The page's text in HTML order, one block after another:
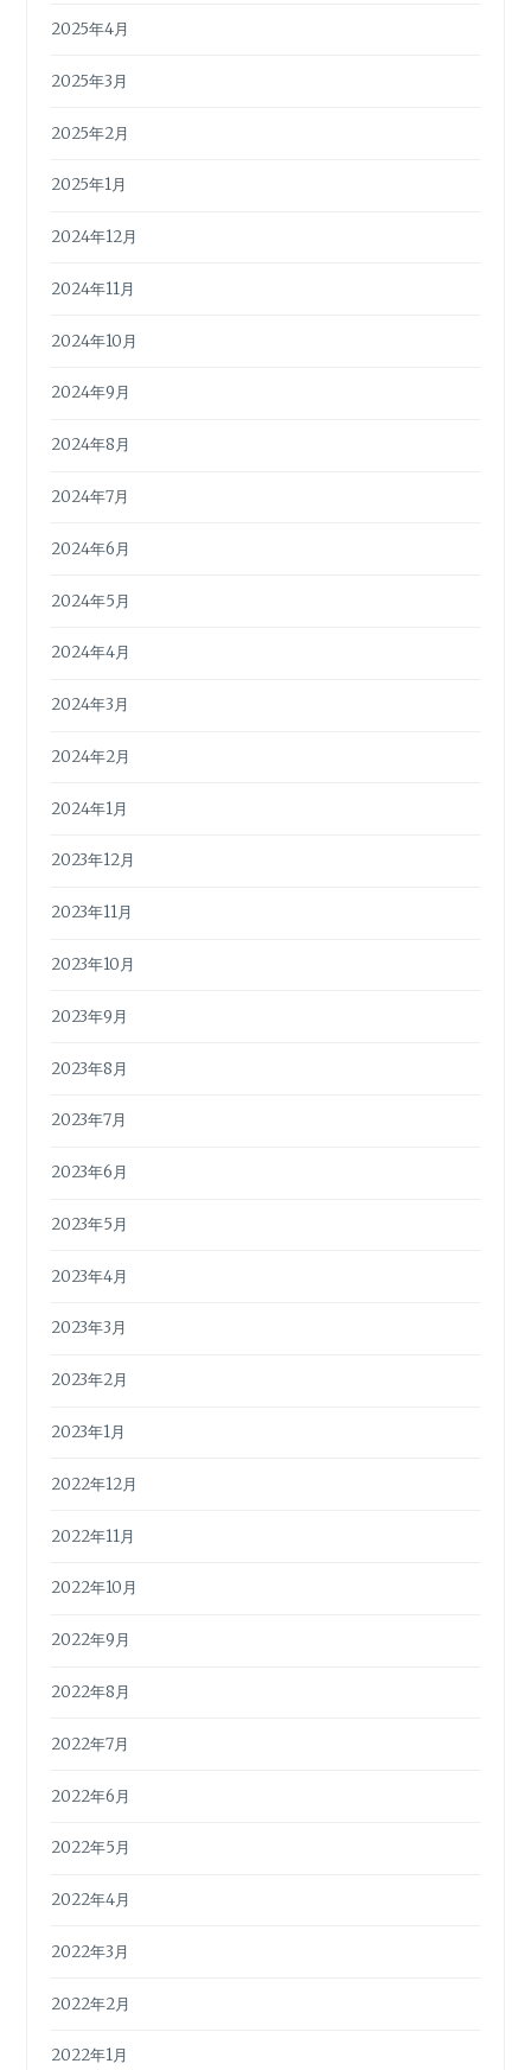
2025年4月
2025年3月
2025年2月
2025年1月
2024年12月
2024年11月
2024年10月
2024年9月
2024年8月
2024年7月
2024年6月
2024年5月
2024年4月
2024年3月
2024年2月
2024年1月
2023年12月
2023年11月
2023年10月
2023年9月
2023年8月
2023年7月
2023年6月
2023年5月
2023年4月
2023年3月
2023年2月
2023年1月
2022年12月
2022年11月
2022年10月
2022年9月
2022年8月
2022年7月
2022年6月
2022年5月
2022年4月
2022年3月
2022年2月
2022年1月